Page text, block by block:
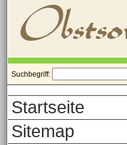
Suchbegriff:
Startseite
Sitemap